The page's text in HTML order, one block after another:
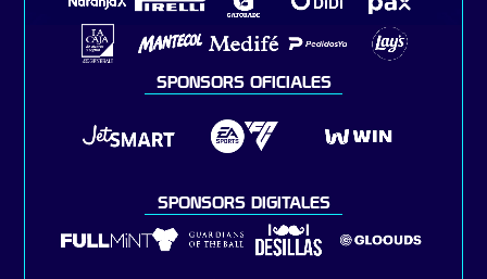
SPONSORS OFICIALES
SPONSORS DIGITALES